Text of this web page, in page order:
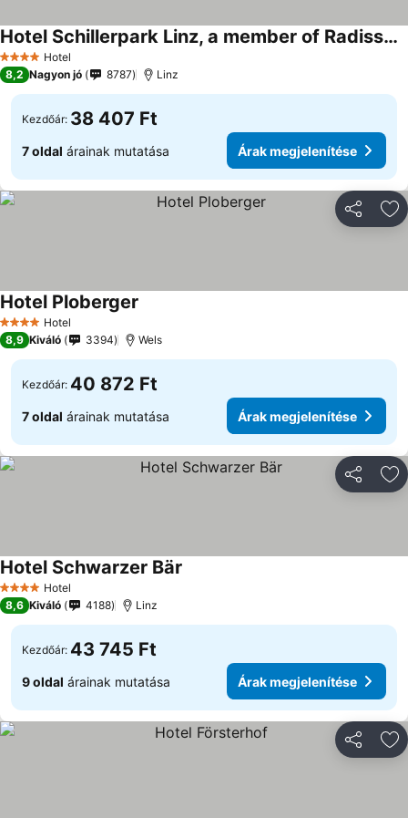
4 KategóriaHotel
Hotel Schillerpark Linz, a member of Radisson Individuals
8,2 Nagyon jó 8787 Linz
Kezdőár: 38 407 Ft
7 oldal árainak mutatása Árak megjelenítése
4 KategóriaHotel
Hotel Ploberger
8,9 Kiváló 3394 Wels
Kezdőár: 40 872 Ft
7 oldal árainak mutatása Árak megjelenítése
4 KategóriaHotel
Hotel Schwarzer Bär
8,6 Kiváló 4188 Linz
Kezdőár: 43 745 Ft
9 oldal árainak mutatása Árak megjelenítése